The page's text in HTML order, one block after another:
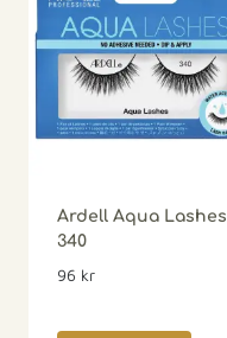
Ardell Aqua Lashes
340
96 kr